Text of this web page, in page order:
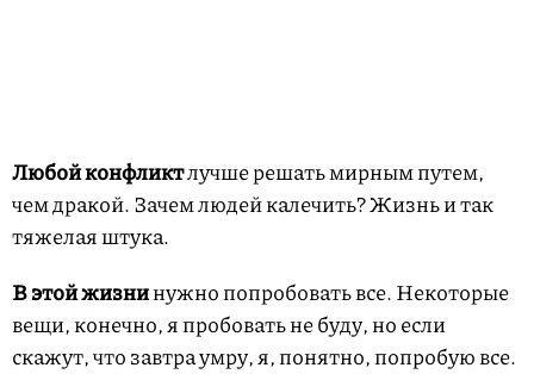
Любой конфликтлучше решать мирным путем,
чем дракой. Зачем людей калечить? Жизнь и так
тяжелая штука.
В этой жизнинужно попробовать все. Некоторые
вещи, конечно, я пробовать не буду, но если
скажут, что завтра умру, я, понятно, попробую все.